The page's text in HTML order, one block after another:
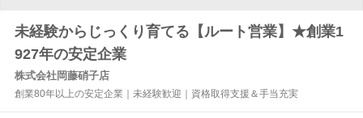
未経験からじっくり育てる【ルート営業】★創業1
927年の安定企業
株式会社岡藤硝子店
創業80年以上の安定企業｜未経験歓迎｜資格取得支援＆手当充実